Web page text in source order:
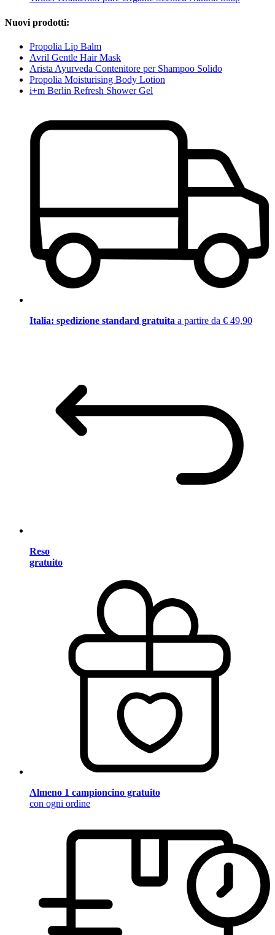
Nuovi prodotti:
Propolia Lip Balm
Avril Gentle Hair Mask
Arista Ayurveda Contenitore per Shampoo Solido
Propolia Moisturising Body Lotion
i+m Berlin Refresh Shower Gel
Italia: spedizione standard gratuita a partire da € 49,90
Reso
gratuito
Almeno 1 campioncino gratuito
con ogni ordine